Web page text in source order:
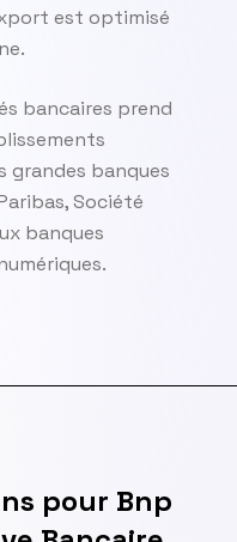
est optimisé
bancaires prend
grandes banques
Société
banques
pour Bnp